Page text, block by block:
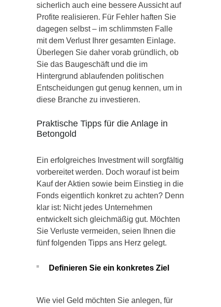
sicherlich auch eine bessere Aussicht auf
Profite realisieren. Für Fehler haften Sie
dagegen selbst – im schlimmsten Falle
mit dem Verlust Ihrer gesamten Einlage.
Überlegen Sie daher vorab gründlich, ob
Sie das Baugeschäft und die im
Hintergrund ablaufenden politischen
Entscheidungen gut genug kennen, um in
diese Branche zu investieren.
Praktische Tipps für die Anlage in
Betongold
Ein erfolgreiches Investment will sorgfältig
vorbereitet werden. Doch worauf ist beim
Kauf der Aktien sowie beim Einstieg in die
Fonds eigentlich konkret zu achten? Denn
klar ist: Nicht jedes Unternehmen
entwickelt sich gleichmäßig gut. Möchten
Sie Verluste vermeiden, seien Ihnen die
fünf folgenden Tipps ans Herz gelegt.
Definieren Sie ein konkretes Ziel
Wie viel Geld möchten Sie anlegen, für